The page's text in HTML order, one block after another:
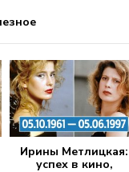
Ирины Метлицкая:
успех в кино,